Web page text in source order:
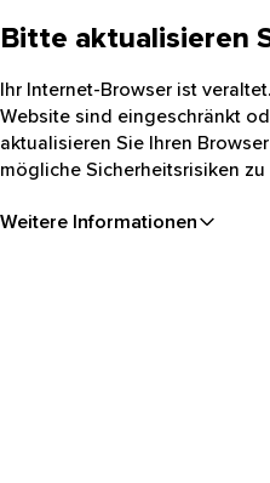
Bitte aktualisieren
Ihr Internet-Browser ist
Website sind eingeschränkt
aktualisieren Sie Ihren
mögliche Sicherheitsrisiken zu
Weitere Informationen